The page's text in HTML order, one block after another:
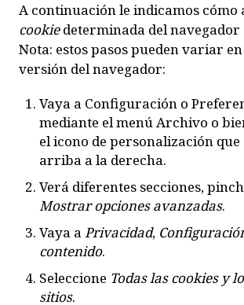
A continuación le indicamos cómo
cookiedeterminada del navegador
Nota: estos pasos pueden variar
versión del navegador:
Vaya a Configuración o
mediante el menú Archivo o
el icono de personalización que
arriba a la derecha.
Verá diferentes secciones,
Mostrar opciones avanzadas.
Vaya aPrivacidad,
contenido.
Seleccione Todas lascookiesy
sitios.